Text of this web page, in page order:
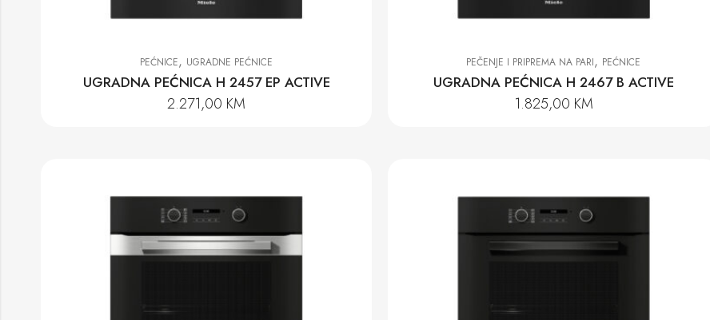
PEĆNICE, UGRADNE PEĆNICE
UGRADNA PEĆNICA H 2457 EP ACTIVE
2.271,00 KM
PEČENJE I PRIPREMA NA PARI, PEĆNICE
UGRADNA PEĆNICA H 2467 B ACTIVE
1.825,00 KM